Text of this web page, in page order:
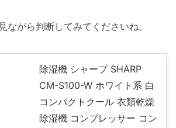
ながら判断してみてくださいね。
除湿機 シャープ SHARP
CM-S100-W ホワイト系 白
コンパクトクール 衣類乾燥
除湿機 コンプレッサー コン